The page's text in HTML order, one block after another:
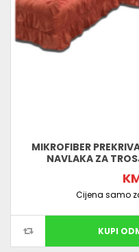
MIKROFIBER
NAVLAKA ZA
Cijena samo
KUPI